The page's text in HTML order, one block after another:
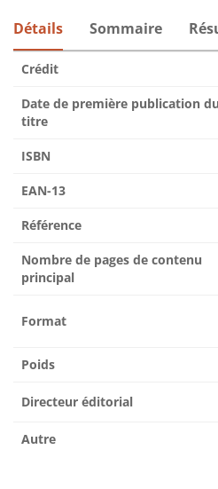
Détails Sommaire
Crédit
Date de première publication du
titre
ISBN
EAN-13
Référence
Nombre de pages de contenu
principal
Format
Poids
Directeur éditorial
Autre